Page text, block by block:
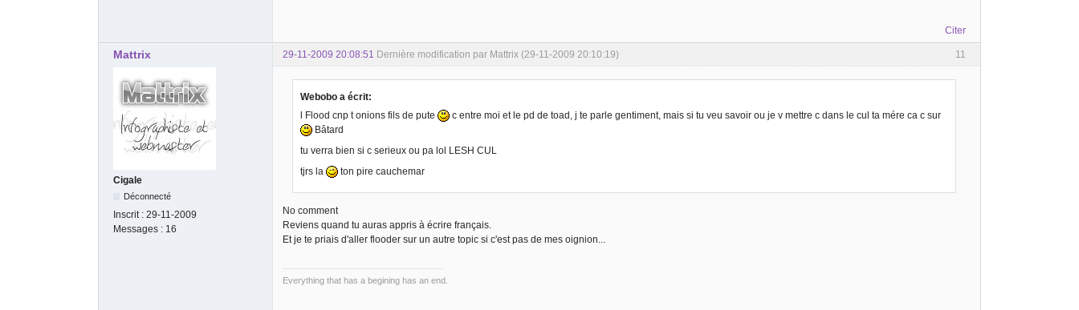
Citer
11
Mattrix 29-11-2009 20:08:51 Dernière modification par Mattrix (29-11-2009 20:10:19)
Cigale
Déconnecté
Inscrit : 29-11-2009
Messages : 16
Webobo a écrit:
l Flood cnp t onions fils de pute
c entre moi et le pd de toad, j te parle gentiment, mais si tu veu savoir ou je v mettre c dans le cul ta mére ca c sur
Bâtard
tu verra bien si c serieux ou pa lol LESH CUL
tjrs la
ton pire cauchemar
No comment
Reviens quand tu auras appris à écrire français.
Et je te priais d'aller flooder sur un autre topic si c'est pas de mes oignion...
Everything that has a begining has an end.